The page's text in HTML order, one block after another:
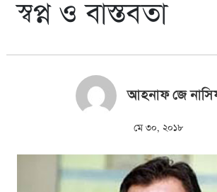
স্বপ্ন ও বাস্তবতা
আহনাফ জে
মে ৩০, ২০১৮